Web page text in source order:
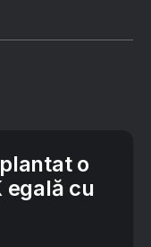
o
egală cu